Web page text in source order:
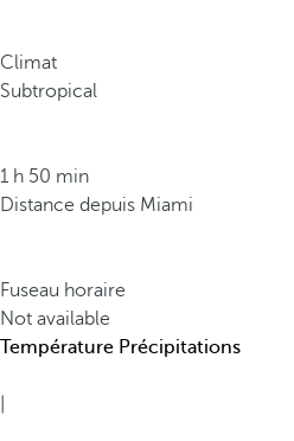
Climat
Subtropical
1 h 50 min
Distance depuis Miami
Fuseau horaire
Not available
Température Précipitations